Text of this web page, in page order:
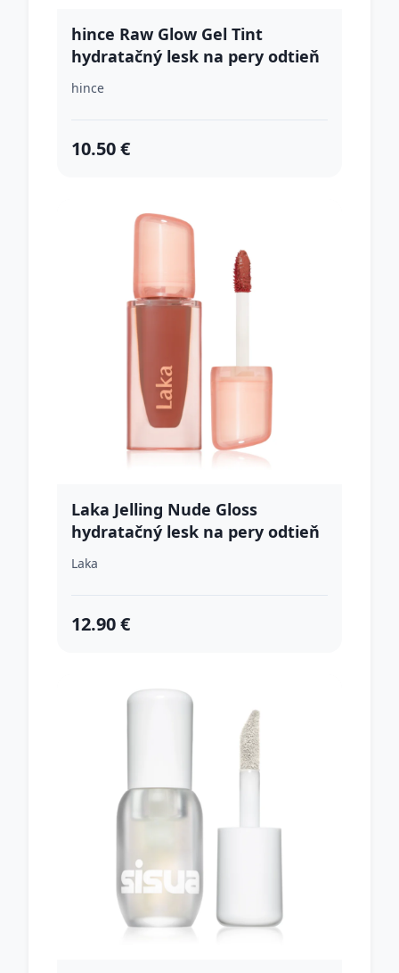
hince Raw Glow Gel Tint
hydratačný lesk na pery odtieň
011 Chai 4 ml
hince
10.50 €
Laka Jelling Nude Gloss
hydratačný lesk na pery odtieň
307 Coco Ring 4.5 g
Laka
12.90 €